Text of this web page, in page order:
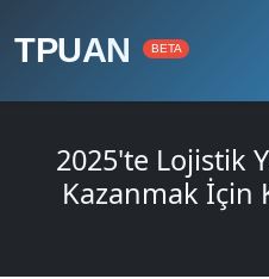
TPUAN BETA
2025'te Lojistik
Kazanmak İçin